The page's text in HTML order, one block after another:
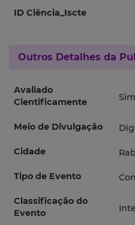
ID Ciência_Iscte
Outros Detalhes da
Avaliado
Cientificamente
Sim
Meio de Divulgação
Cidade
Tipo de Evento
Classificação do
Evento